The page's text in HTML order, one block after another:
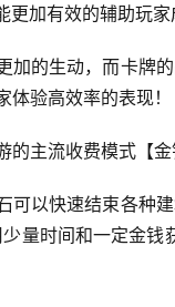
加有效的辅助玩家
加的生动，而卡牌
验高效率的表现！
主流收费模式【金
可以快速结束各种
量时间和一定金